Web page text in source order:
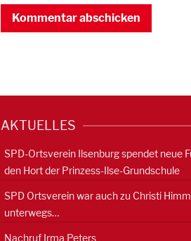
AKTUELLES
SPD-Ortsverein Ilsenburg spendet neue
den Hort der Prinzess-Ilse-Grundschule
SPD Ortsverein war auch zu Christi
unterwegs…
Nachruf Irma Peters